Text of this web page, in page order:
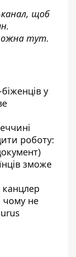
, щоб
тут.
у
роботу:
зможе
чому не